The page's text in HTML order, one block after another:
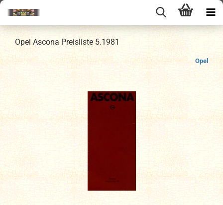
Opel Ascona Preisliste 5.1981
Opel